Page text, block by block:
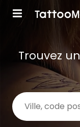
Trouvez